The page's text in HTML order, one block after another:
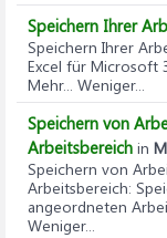
Speichern Ihrer
Speichern Ihrer
Excel für Microsoft
Mehr... Weniger...
Speichern von
Arbeitsbereich in
Speichern von
Arbeitsbereich:
angeordneten
Weniger...